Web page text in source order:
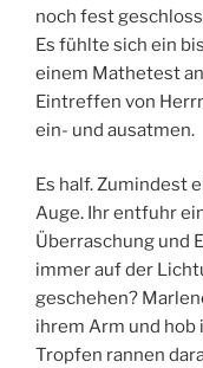
noch fest
Es fühlte sich ein
einem Mathetest
Eintreffen von
ein- und ausatmen.
Es half. Zumindest
Auge. Ihr entfuhr
Überraschung und
immer auf der
geschehen?
ihrem Arm und hob
Tropfen rannen